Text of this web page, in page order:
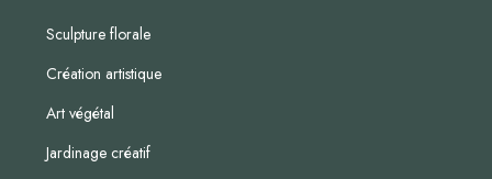
Sculpture florale
Création artistique
Art végétal
Jardinage créatif